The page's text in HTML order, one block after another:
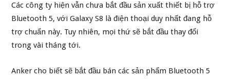
Các công ty hiện vẫn chưa bắt đầu sản xuất thiết bị hỗ trợ
Bluetooth 5, với Galaxy S8 là điện thoại duy nhất đang hỗ
trợ chuẩn này. Tuy nhiên, mọi thứ sẽ bắt đầu thay đổi
trong vài tháng tới.
Anker cho biết sẽ bắt đầu bán các sản phẩm Bluetooth 5